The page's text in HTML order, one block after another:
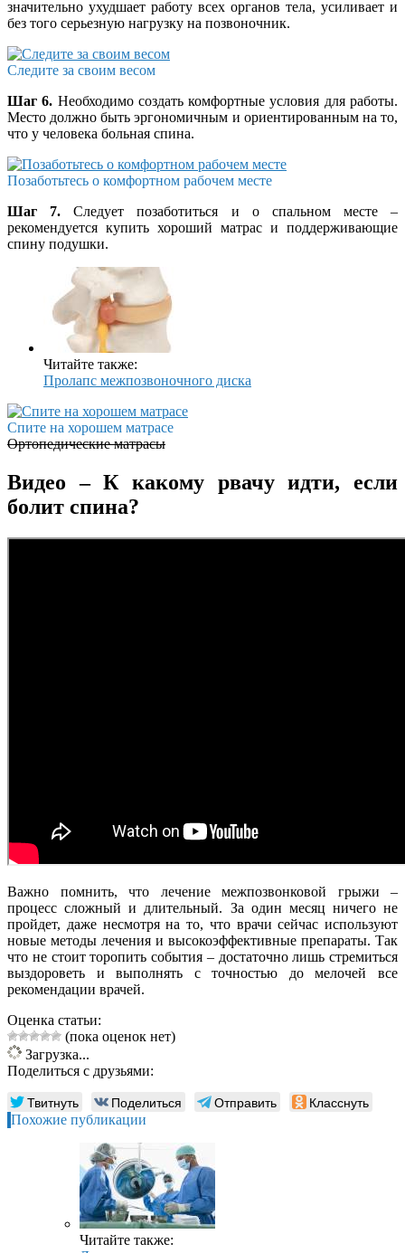
значительно ухудшает работу всех органов тела, усиливает и
без того серьезную нагрузку на позвоночник.
Следите за своим весом
Шаг 6. Необходимо создать комфортные условия для работы.
Место должно быть эргономичным и ориентированным на то,
что у человека больная спина.
Позаботьтесь о комфортном рабочем месте
Шаг 7. Следует позаботиться и о спальном месте –
рекомендуется купить хороший матрас и поддерживающие
спину подушки.
Читайте также:
Пролапс межпозвоночного диска
Спите на хорошем матрасе
Ортопедические матрасы
Видео – К какому рвачу идти, если
болит спина?
Важно помнить, что лечение межпозвонковой грыжи –
процесс сложный и длительный. За один месяц ничего не
пройдет, даже несмотря на то, что врачи сейчас используют
новые методы лечения и высокоэффективные препараты. Так
что не стоит торопить события – достаточно лишь стремиться
выздороветь и выполнять с точностью до мелочей все
рекомендации врачей.
Оценка статьи:
(пока оценок нет)
Загрузка...
Поделиться с друзьями:
Твитнуть Поделиться Отправить Класснуть
Похожие публикации
Читайте также: